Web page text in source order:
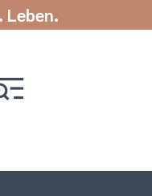
Leben.